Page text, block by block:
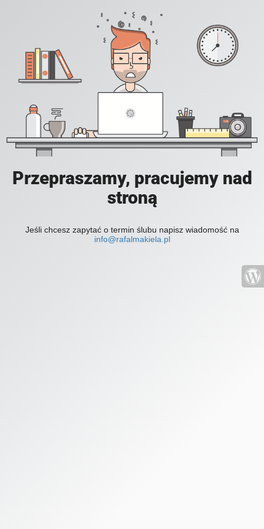
Przepraszamy, pracujemy nad
stroną
Jeśli chcesz zapytać o termin ślubu napisz wiadomość na
info@rafalmakiela.pl